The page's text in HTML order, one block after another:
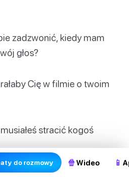
zadzwonić, kiedy mam
głos?
Cię w filmie o twoim
stracić kogoś
do rozmowy 🍿 Wideo 📱